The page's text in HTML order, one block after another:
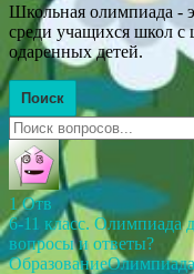
Школьная олимпиада -
среди учащихся школ с
одаренных детей.
Поиск
1 Отв
6-11 класс. Олимпиада
вопросы и ответы?
Образование